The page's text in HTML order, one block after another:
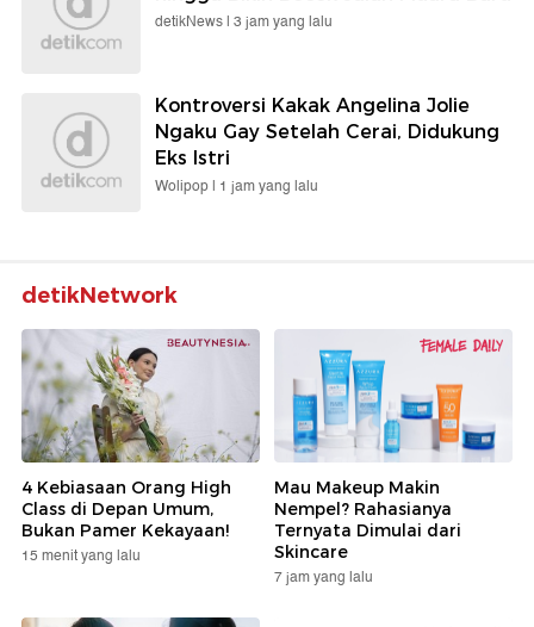
detikNews | 3 jam yang lalu
Kontroversi Kakak Angelina Jolie
Ngaku Gay Setelah Cerai, Didukung
Eks Istri
Wolipop | 1 jam yang lalu
detikNetwork
4 Kebiasaan Orang High
Class di Depan Umum,
Bukan Pamer Kekayaan!
15 menit yang lalu
Mau Makeup Makin
Nempel? Rahasianya
Ternyata Dimulai dari
Skincare
7 jam yang lalu